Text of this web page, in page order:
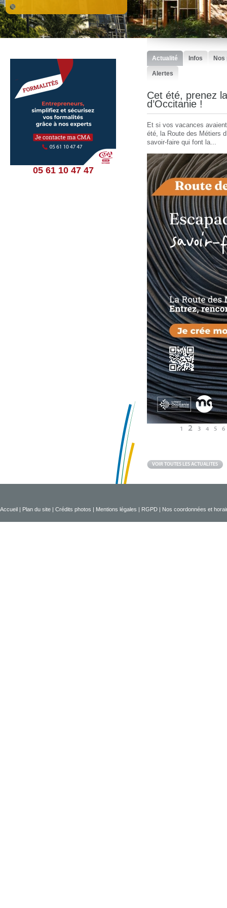
05 61 10 47 47
Actualité Infos
Alertes
: 8 mois d’accompagnement,
et 5 lauréats récompensés !
Fertiles ont accueilli le jury final du
de 8 mois d’accompagnement
la CMA 31.
Cet été, prenez
d’Occitanie !
Et si vos vacances
été, la Route des Métiers
savoir-faire qui font la...
1 2 3 4 5 6
Fortes chaleurs :
La période de vigilance
débuté en mai cette
VOIR TOUTES LES ACTUALITES
Accueil | Plan du site | Crédits photos | Mentions légales | RGPD | Nos coordonnées et